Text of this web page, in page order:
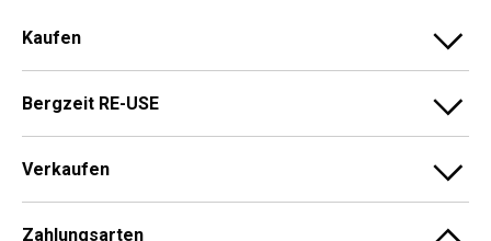
Kaufen
Bergzeit RE-USE
Verkaufen
Zahlungsarten